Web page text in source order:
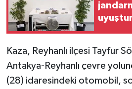
Kaza, Reyhanlı ilçesi Tayfur
Antakya-Reyhanlı çevre
(28) idaresindeki otomobil,